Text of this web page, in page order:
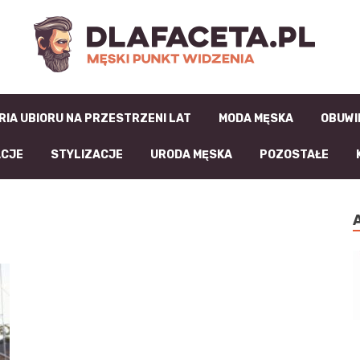
UBIORU NA PRZESTRZENI LAT MODA MĘSKA
STYLIZACJE URODA MĘSKA POZOSTAŁE